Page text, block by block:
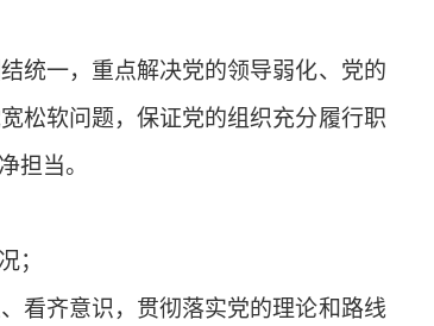
一，重点解决党的领导弱化、党的
松软问题，保证党的组织充分履行职
担当。
；
齐意识，贯彻落实党的理论和路线